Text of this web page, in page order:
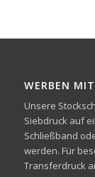
WERBEN
Unsere
Siebdruck auf
Schließband
werden. Für
Transferdruck